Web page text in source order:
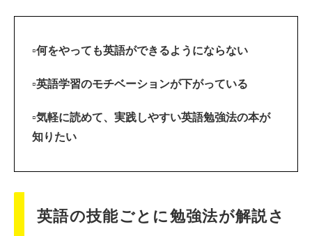
▫何をやっても英語ができるようにならない
▫英語学習のモチベーションが下がっている
▫気軽に読めて、実践しやすい英語勉強法の本が
知りたい
英語の技能ごとに勉強法が解説さ